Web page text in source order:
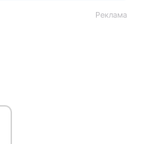
Реклама